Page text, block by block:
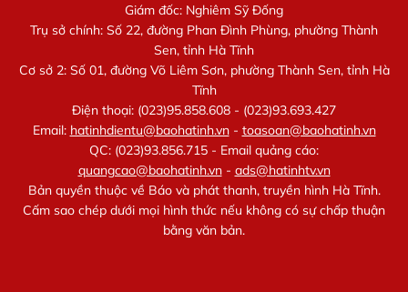
Giám đốc: Nghiêm Sỹ Đống
Trụ sở chính: Số 22, đường Phan Đình Phùng, phường Thành
Sen, tỉnh Hà Tĩnh
Cơ sở 2: Số 01, đường Võ Liêm Sơn, phường Thành Sen, tỉnh Hà
Tĩnh
Điện thoại: (023)95.858.608 - (023)93.693.427
Email: hatinhdientu@baohatinh.vn- toasoan@baohatinh.vn
QC: (023)93.856.715 - Email quảng cáo:
quangcao@baohatinh.vn- ads@hatinhtv.vn
Bản quyền thuộc về Báo và phát thanh, truyền hình Hà Tĩnh.
Cấm sao chép dưới mọi hình thức nếu không có sự chấp thuận
bằng văn bản.